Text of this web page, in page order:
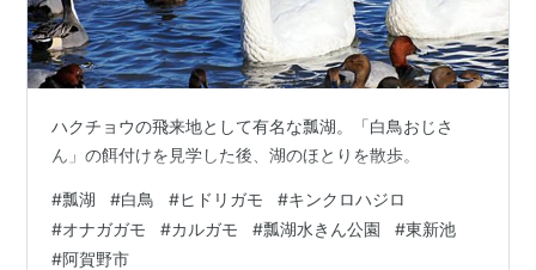
ハクチョウの飛来地として有名な瓢湖。「白鳥おじさ
ん」の餌付けを見学した後、湖のほとりを散歩。
#瓢湖 #白鳥 #ヒドリガモ #キンクロハジロ
#オナガガモ #カルガモ #瓢湖水きん公園 #東新池
#阿賀野市